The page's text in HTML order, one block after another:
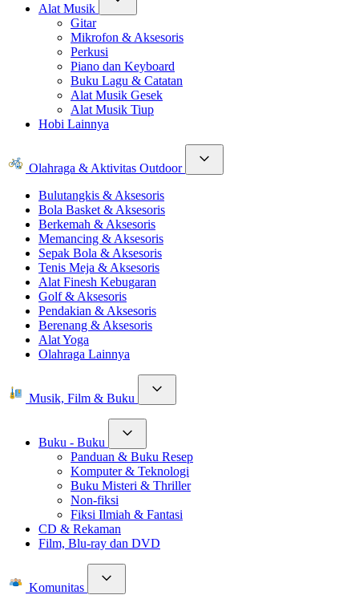
Alat Musik
Gitar
Mikrofon & Aksesoris
Perkusi
Piano dan Keyboard
Buku Lagu & Catatan
Alat Musik Gesek
Alat Musik Tiup
Hobi Lainnya
Olahraga & Aktivitas Outdoor
Bulutangkis & Aksesoris
Bola Basket & Aksesoris
Berkemah & Aksesoris
Memancing & Aksesoris
Sepak Bola & Aksesoris
Tenis Meja & Aksesoris
Alat Finesh Kebugaran
Golf & Aksesoris
Pendakian & Aksesoris
Berenang & Aksesoris
Alat Yoga
Olahraga Lainnya
Musik, Film & Buku
Buku - Buku
Panduan & Buku Resep
Komputer & Teknologi
Buku Misteri & Thriller
Non-fiksi
Fiksi Ilmiah & Fantasi
CD & Rekaman
Film, Blu-ray dan DVD
Komunitas